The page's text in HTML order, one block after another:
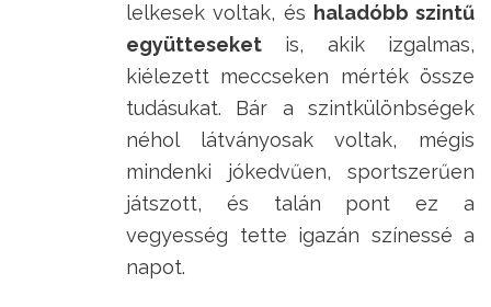
lelkesek voltak, és haladóbb szintű
együtteseket is, akik izgalmas,
kiélezett meccseken mérték össze
tudásukat. Bár a szintkülönbségek
néhol látványosak voltak, mégis
mindenki jókedvűen, sportszerűen
játszott, és talán pont ez a
vegyesség tette igazán színessé a
napot.